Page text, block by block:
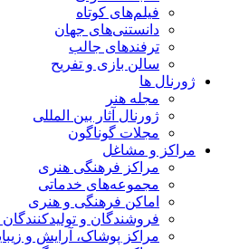
فیلم‌های کوتاه
دانستنی‌های جهان
ترفندهای جالب
سالن بازی و تفریح
ژورنال ها
مجله هنر
ژورنال آثار بین المللی
مجلات گوناگون
مراکز و مشاغل
مراکز فرهنگی هنری
مجموعه‌های خدماتی
اماکن فرهنگی و هنری
فروشندگان و تولیدکنندگان
مراکز پوشاک، آرایش و